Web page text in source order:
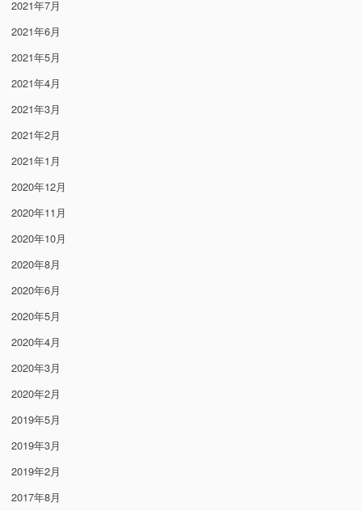
2021年7月
2021年6月
2021年5月
2021年4月
2021年3月
2021年2月
2021年1月
2020年12月
2020年11月
2020年10月
2020年8月
2020年6月
2020年5月
2020年4月
2020年3月
2020年2月
2019年5月
2019年3月
2019年2月
2017年8月